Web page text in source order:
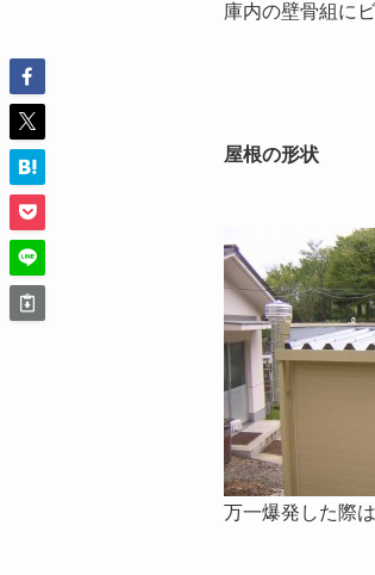
庫内の壁骨組に
屋根の形状
万一爆発した際